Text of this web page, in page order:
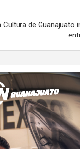
Cultura de Guanajuato